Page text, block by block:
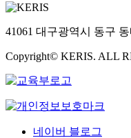
41061 대구광역시 동구
Copyright© KERIS. ALL
네이버 블로그